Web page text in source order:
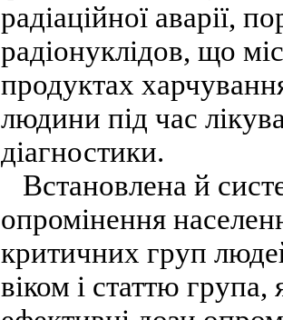
радіаційної аварії,
радіонуклідов, що
продуктах
людини під час
діагностики.
Встановлена й
опромінення
критичних груп
віком і статтю